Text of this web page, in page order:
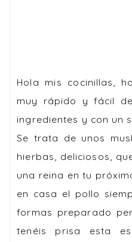
Hola mis cocinillas,
muy rápido y fácil
ingredientes y con un
Se trata de unos
hierbas , deliciosos,
una reina en tu
en casa el pollo
formas preparado
tenéis prisa esta